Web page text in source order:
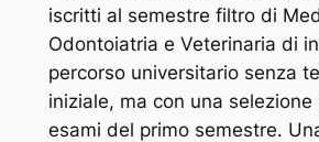
iscritti al semestre filtro di
Odontoiatria e Veterinaria di
percorso universitario senza
iniziale, ma con una
esami del primo semestre.